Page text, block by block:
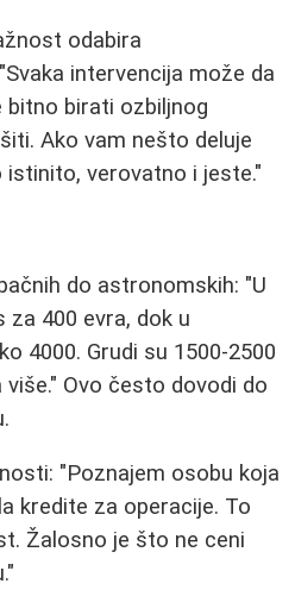
odabira
intervencija može da
bitno birati ozbiljnog
Ako vam nešto deluje
istinito, verovatno i jeste."
do astronomskih: "U
400 evra, dok u
4000. Grudi su 1500-2500
Ovo često dovodi do
"Poznajem osobu koja
kredite za operacije. To
Žalosno je što ne ceni